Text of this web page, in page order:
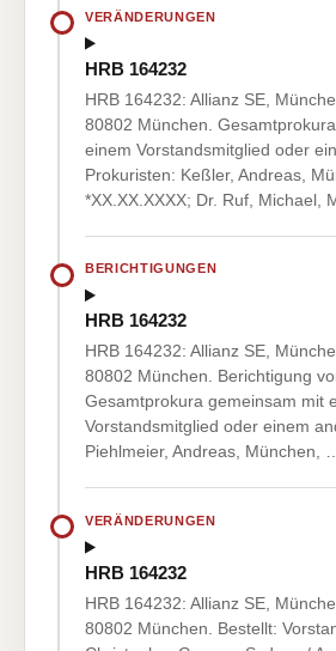
VERÄNDERUNGEN
HRB 164232
HRB 164232: Allianz SE,
80802 München.
einem Vorstandsmitglied oder
Prokuristen: Keßler, Andreas,
*XX.XX.XXXX; Dr. Ruf, Michael,
BERICHTIGUNGEN
HRB 164232
HRB 164232: Allianz SE,
80802 München. Berichtigung
Gesamtprokura gemeinsam mit
Vorstandsmitglied oder einem
Piehlmeier, Andreas, München, …
VERÄNDERUNGEN
HRB 164232
HRB 164232: Allianz SE,
80802 München. Bestellt: